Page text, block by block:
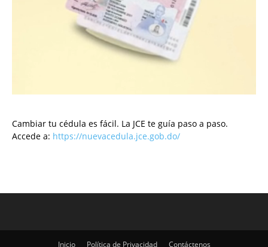
Cambiar tu cédula es fácil. La JCE te guía paso a paso.
Accede a: https://nuevacedula.jce.gob.do/
Inicio Política de Privacidad Contáctenos